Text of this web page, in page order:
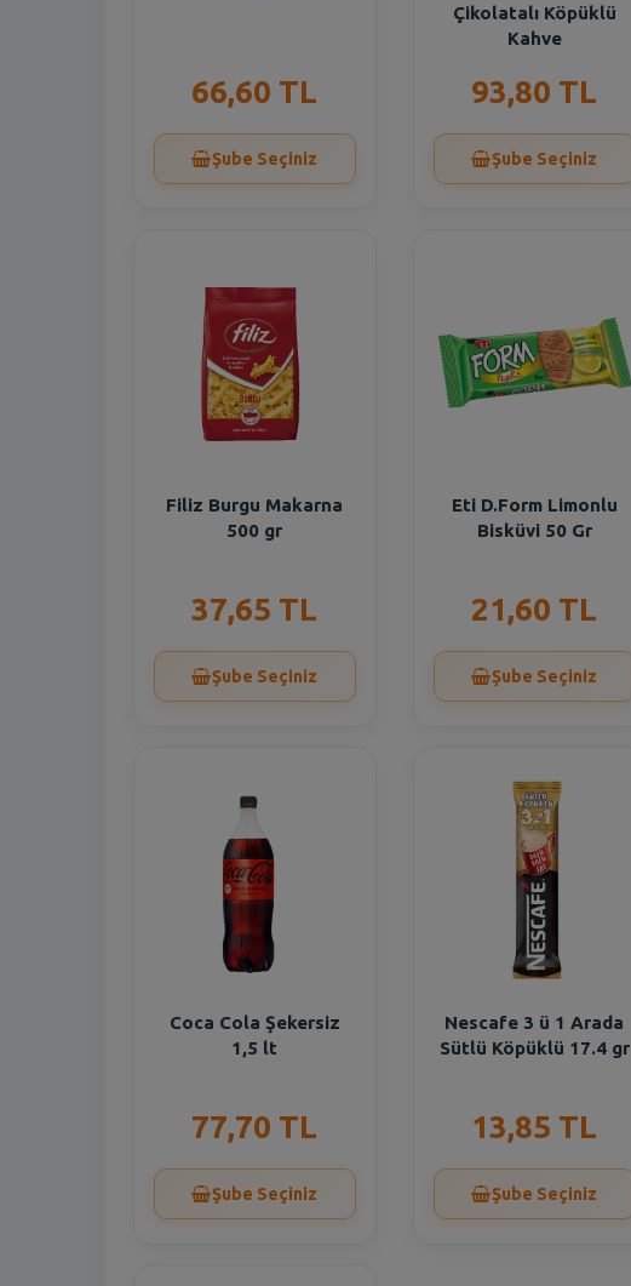
66,60 TL
Şube Seçiniz
Çikolatalı Köpüklü
Kahve
93,80 TL
Şube Seçiniz
Filiz Burgu Makarna
500 gr
37,65 TL
Şube Seçiniz
Eti D.Form Limonlu
Bisküvi 50 Gr
21,60 TL
Şube Seçiniz
Coca Cola Şekersiz
1,5 lt
77,70 TL
Şube Seçiniz
Nescafe 3 ü 1 Arada
Sütlü Köpüklü 17.4 gr
13,85 TL
Şube Seçiniz